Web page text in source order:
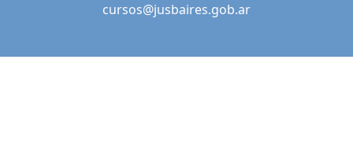
cursos@jusbaires.gob.ar